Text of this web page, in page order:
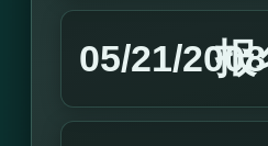
05/21/2008
报